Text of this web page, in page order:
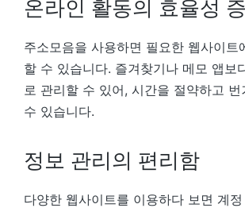
온라인 활동의 효율성
주소모음을 사용하면 필요한 웹사이트
할 수 있습니다. 즐겨찾기나 메모 앱보
로 관리할 수 있어, 시간을 절약하고 번
수 있습니다.
정보 관리의 편리함
다양한 웹사이트를 이용하다 보면 계